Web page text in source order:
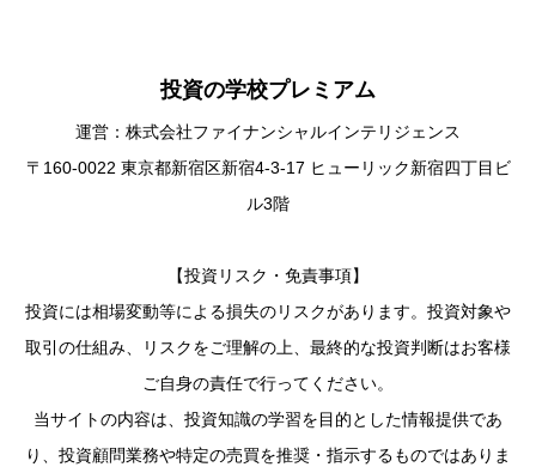
投資の学校プレミアム
運営：株式会社ファイナンシャルインテリジェンス
〒160-0022 東京都新宿区新宿4-3-17 ヒューリック新宿四丁目ビ
ル3階
【投資リスク・免責事項】
投資には相場変動等による損失のリスクがあります。投資対象や
取引の仕組み、リスクをご理解の上、最終的な投資判断はお客様
ご自身の責任で行ってください。
当サイトの内容は、投資知識の学習を目的とした情報提供であ
り、投資顧問業務や特定の売買を推奨・指示するものではありま